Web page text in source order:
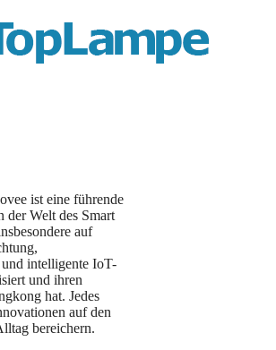
ist eine führende
der Welt des Smart
auf
und intelligente IoT-
und ihren
hat. Jedes
auf den
bereichern.